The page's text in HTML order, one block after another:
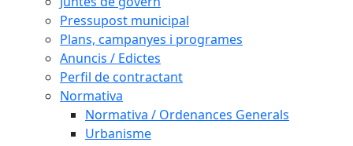
Pressupost municipal
Plans, campanyes i programes
Anuncis / Edictes
Perfil de contractant
Normativa
Normativa / Ordenances Generals
Urbanisme